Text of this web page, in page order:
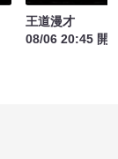
王道漫才
08/06 20:45 開